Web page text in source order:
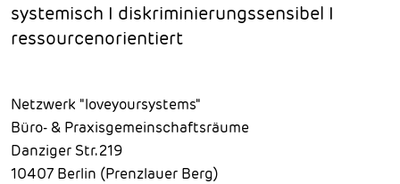
systemisch I diskriminierungssensibel I
ressourcenorientiert
Netzwerk "loveyoursystems"
Büro- & Praxisgemeinschaftsräume
Danziger Str. 219
10407 Berlin (Prenzlauer Berg)